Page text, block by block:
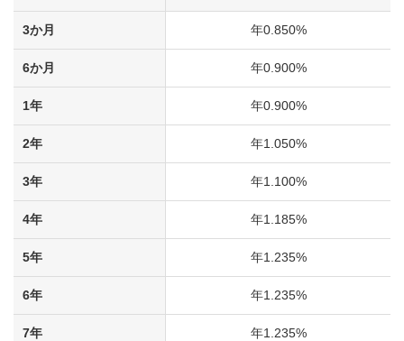
3か月 年0.850%
6か月 年0.900%
1年 年0.900%
2年 年1.050%
3年 年1.100%
4年 年1.185%
5年 年1.235%
6年 年1.235%
7年 年1.235%